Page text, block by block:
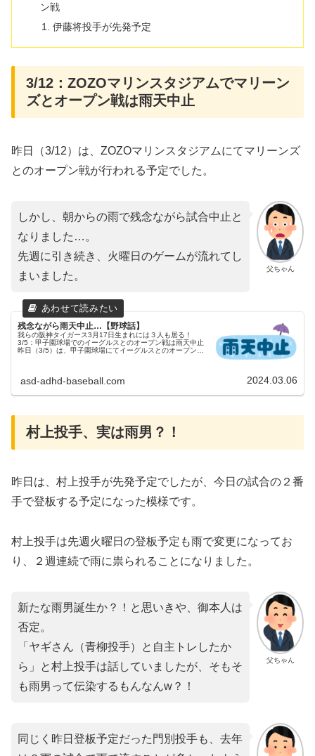
ン戦
伊藤将投手が先発予定
3/12：ZOZOマリンスタジアムでマリーン
ズとオープン戦は雨天中止
昨日（3/12）は、ZOZOマリンスタジアムにてマリーンズ
とのオープン戦が行われる予定でした。
父ちゃん
しかし、朝からの雨で残念ながら試合中止と
なりました…。
先週に引き続き、火曜日のゲームが流れてし
まいました。
残念ながら雨天中止…【野球話】
我らの阪神タイガース3月17日生まれには３人も居る！
3/5：甲子園球場でのイーグルスとのオープン戦は雨天中止
昨日（3/5）は、甲子園球場にてイーグルスとのオープン戦
asd-adhd-baseball.com 2024.03.06
村上投手、実は雨男？！
昨日は、村上投手が先発予定でしたが、今日の試合の２番
手で登板する予定になった模様です。
村上投手は先週火曜日の登板予定も雨で変更になってお
り、２週連続で雨に祟られることになりました。
父ちゃん
新たな雨男誕生か？！と思いきや、御本人は
否定。
「ヤギさん（青柳投手）と自主トレしたか
ら」と村上投手は話していましたが、そもそ
も雨男って伝染するもんなんw？！
同じく昨日登板予定だった門別投手も、去年